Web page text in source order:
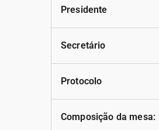
Presidente
Secretário
Protocolo
Composição da mesa: